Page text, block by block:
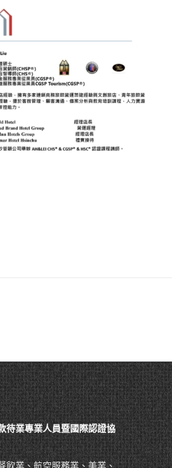
待業專業人員暨國際認證協
飲業、航空服務業、美業、